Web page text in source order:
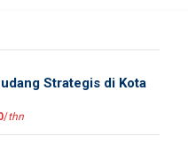
Strategis di Kota
/thn